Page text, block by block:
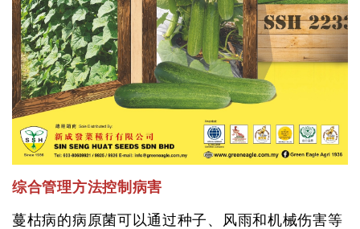
综合管理方法控制病害
蔓枯病的病原菌可以通过种子、风雨和机械伤害等